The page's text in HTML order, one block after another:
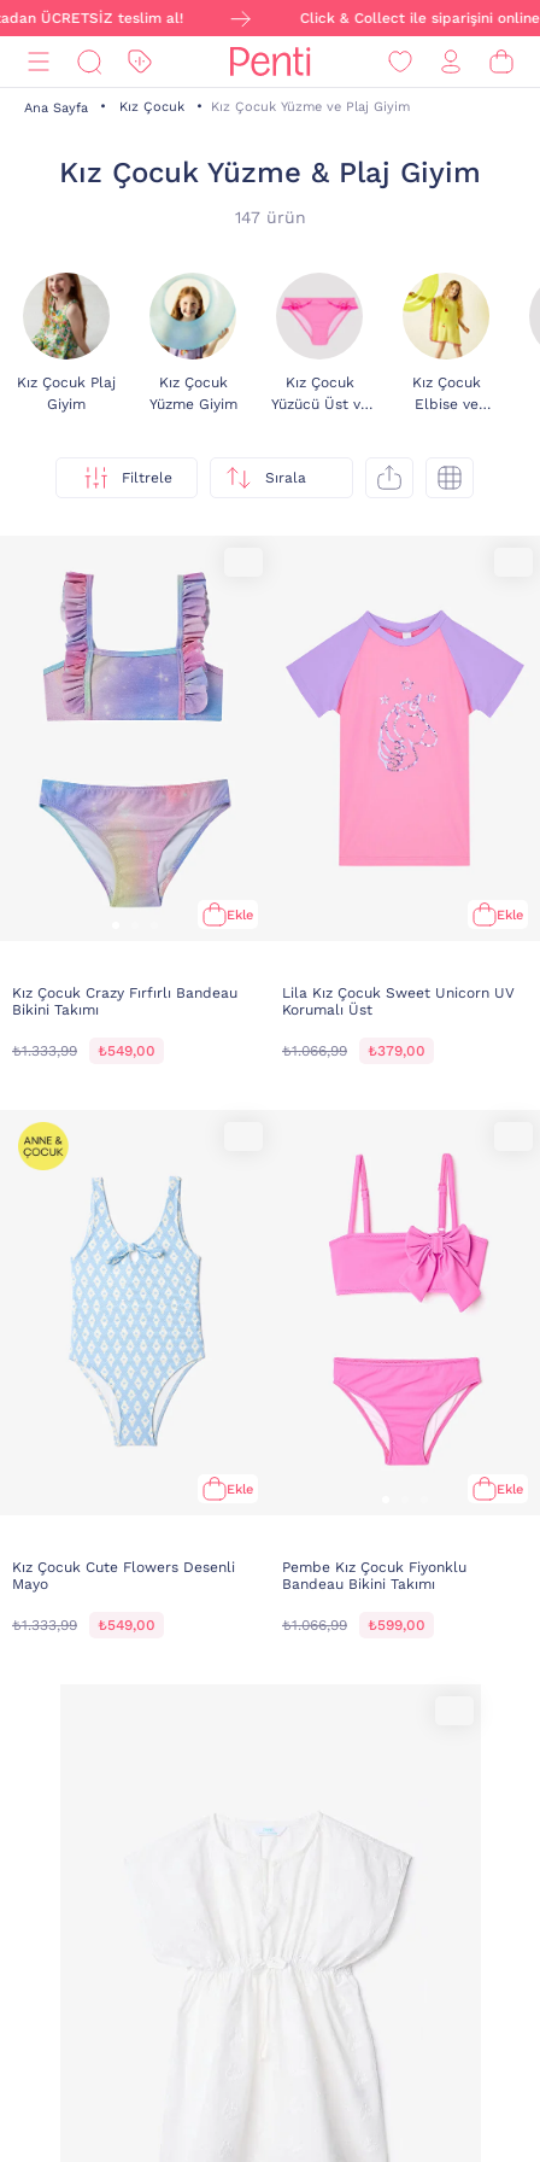
teslim al! Click & Collect ile siparişini online ver,
Ana Sayfa Kız Çocuk Kız Çocuk Yüzme ve Plaj Giyim
Kız Çocuk Yüzme & Plaj Giyim
147 ürün
Kız Çocuk Plaj
Giyim
Kız Çocuk
Yüzme Giyim
Kız Çocuk
Yüzücü Üst ve
Kız Çocuk
Elbise ve
Filtrele Sırala
Ekle
Kız Çocuk Crazy Fırfırlı Bandeau
Bikini Takımı
₺1.333,99 ₺549,00
Ekle
Lila Kız Çocuk Sweet Unicorn UV
Korumalı Üst
₺1.066,99 ₺379,00
Ekle
Kız Çocuk Cute Flowers Desenli
Mayo
₺1.333,99 ₺549,00
Ekle
Pembe Kız Çocuk Fiyonklu
Bandeau Bikini Takımı
₺1.066,99 ₺599,00